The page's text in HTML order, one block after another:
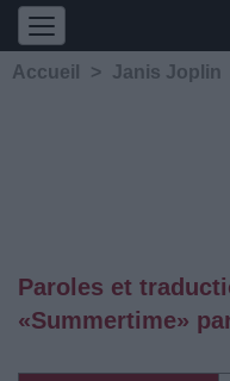
Accueil > Janis Joplin
Paroles et
«Summertime»